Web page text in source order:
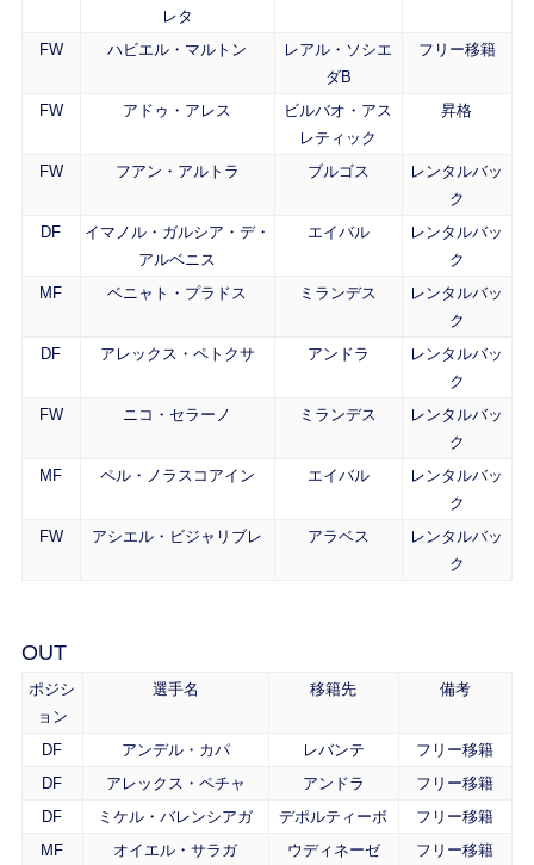
レタ
FW ハビエル・マルトン
レアル・ソシエ
ダB
フリー移籍
FW アドゥ・アレス
ビルバオ・アス
レティック
昇格
FW フアン・アルトラ ブルゴス
レンタルバッ
ク
DF
イマノル・ガルシア・デ・
アルベニス
エイバル
レンタルバッ
ク
MF
ベニャト・プラドス ミランデス
レンタルバッ
ク
DF
アレックス・ペトクサ アンドラ
レンタルバッ
ク
FW
ニコ・セラーノ ミランデス
レンタルバッ
ク
MF
ペル・ノラスコアイン エイバル
レンタルバッ
ク
FW
アシエル・ビジャリブレ アラベス
レンタルバッ
ク
OUT
ポジシ
ョン
選手名 移籍先 備考
DF アンデル・カパ レバンテ
フリー移籍
DF
アレックス・ペチャ アンドラ
フリー移籍
DF
ミケル・バレンシアガ デポルティーボ
フリー移籍
MF
オイエル・サラガ
ウディネーゼ
フリー移籍